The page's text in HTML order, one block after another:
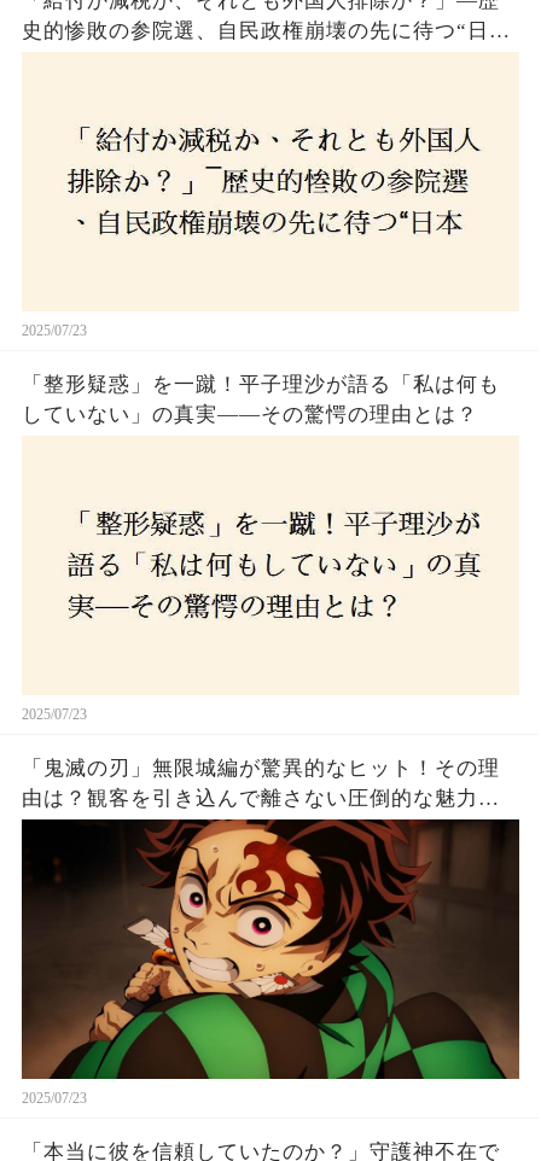
史的惨敗の参院選、自民政権崩壊の先に待つ“日本
2025/07/23
「整形疑惑」を一蹴！平子理沙が語る「私は何も
していない」の真実——その驚愕の理由とは？
2025/07/23
「鬼滅の刃」無限城編が驚異的なヒット！その理
由は？観客を引き込んで離さない圧倒的な魅力と
2025/07/23
「本当に彼を信頼していたのか？」守護神不在で